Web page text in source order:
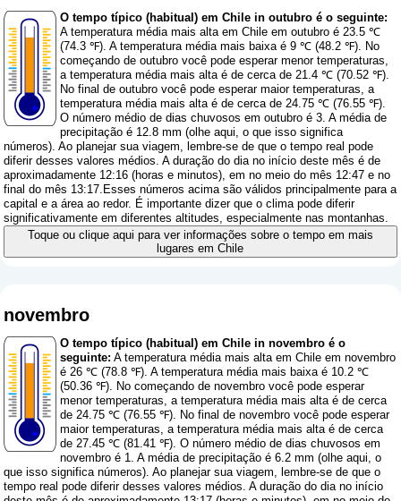
O tempo típico (habitual) em Chile in outubro é o seguinte:
A temperatura média mais alta em Chile em outubro é 23.5 ℃
(74.3 ℉). A temperatura média mais baixa é 9 ℃ (48.2 ℉). No
começando de outubro você pode esperar menor temperaturas,
a temperatura média mais alta é de cerca de 21.4 ℃ (70.52 ℉).
No final de outubro você pode esperar maior temperaturas, a
temperatura média mais alta é de cerca de 24.75 ℃ (76.55 ℉).
O número médio de dias chuvosos em outubro é 3. A média de
precipitação é 12.8 mm (olhe aqui, o que isso significa
números). Ao planejar sua viagem, lembre-se de que o tempo real pode
diferir desses valores médios. A duração do dia no início deste mês é de
aproximadamente 12:16 (horas e minutos), em no meio do mês 12:47 e no
final do mês 13:17.Esses números acima são válidos principalmente para a
capital e a área ao redor. É importante dizer que o clima pode diferir
significativamente em diferentes altitudes, especialmente nas montanhas.
Toque ou clique aqui para ver informações sobre o tempo em mais
lugares em Chile
novembro
O tempo típico (habitual) em Chile in novembro é o
seguinte: A temperatura média mais alta em Chile em novembro
é 26 ℃ (78.8 ℉). A temperatura média mais baixa é 10.2 ℃
(50.36 ℉). No começando de novembro você pode esperar
menor temperaturas, a temperatura média mais alta é de cerca
de 24.75 ℃ (76.55 ℉). No final de novembro você pode esperar
maior temperaturas, a temperatura média mais alta é de cerca
de 27.45 ℃ (81.41 ℉). O número médio de dias chuvosos em
novembro é 1. A média de precipitação é 6.2 mm (olhe aqui, o
que isso significa números). Ao planejar sua viagem, lembre-se de que o
tempo real pode diferir desses valores médios. A duração do dia no início